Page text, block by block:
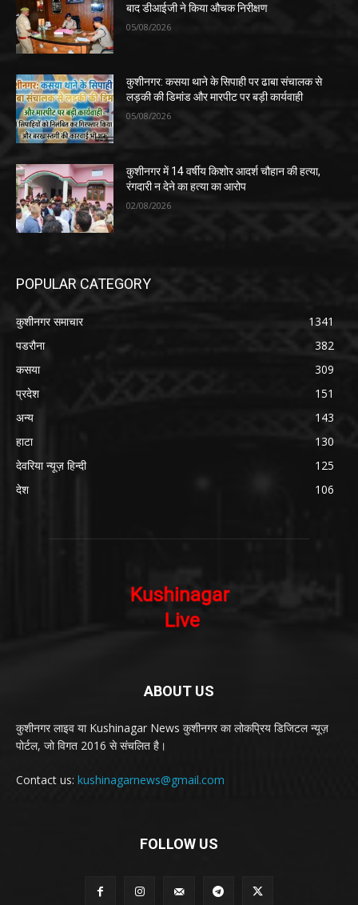
बाद डीआईजी ने किया औचक निरीक्षण
05/08/2026
कुशीनगर: कसया थाने के सिपाही पर ढाबा संचालक से
लड़की की डिमांड और मारपीट पर बड़ी कार्यवाही
05/08/2026
कुशीनगर में 14 वर्षीय किशोर आदर्श चौहान की हत्या,
रंगदारी न देने का हत्या का आरोप
02/08/2026
POPULAR CATEGORY
कुशीनगर समाचार
1341
पडरौना
382
कसया
309
प्रदेश
151
अन्य
143
हाटा
130
देवरिया न्यूज़ हिन्दी
125
देश
106
ABOUT US
कुशीनगर लाइव या Kushinagar News कुशीनगर का लोकप्रिय डिजिटल न्यूज़
पोर्टल, जो विगत 2016 से संचलित है।
Contact us: kushinagarnews@gmail.com
FOLLOW US